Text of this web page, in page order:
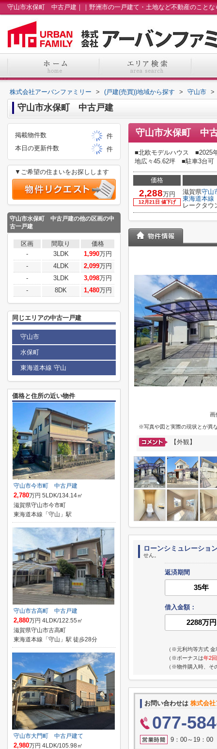
株式会社アーバンファミリー > (戸建(売買))地域から探す > 守山市 >
守山市水保町 中古戸建
守山市水保町 中
■北欧モデルハウス ■2025
地広々45.62坪 ■駐車3台可
価格
2,288万円
12月21日 値下げ
滋賀県守山
東海道本線
レークタウ
画
※写真や図と実際の現状とが異
【外観】
ローンシミュレーショ
せん。
返済期間
借入金額：
（※元利均等方式 金
（※ボーナスは年2回
（※物件購入時、そ
お問い合わせは 株式会
077-
9：00～19：00
掲載物件数
件
本日の更新件数
件
▼ご希望の住まいをお探しします
守山市水保町 中古戸建の他の区画の中
古一戸建
区画 間取り
価格
-
3LDK 1,990万円
-
4LDK 2,099万円
-
3LDK 3,098万円
-
8DK 1,480万円
同じエリアの中古一戸建
守山市
水保町
東海道本線 守山
価格と住所の近い物件
守山市今市町 中古戸建
2,780万円 5LDK/134.14㎡
滋賀県守山市今市町
東海道本線「守山」駅
守山市古高町 中古戸建
2,880万円 4LDK/122.55㎡
滋賀県守山市古高町
東海道本線「守山」駅 徒歩28分
守山市大門町 中古戸建て
2,980万円 4LDK/105.98㎡